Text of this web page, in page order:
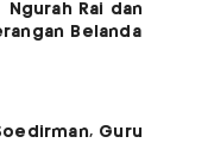
Ngurah Rai dan
Belanda
Guru